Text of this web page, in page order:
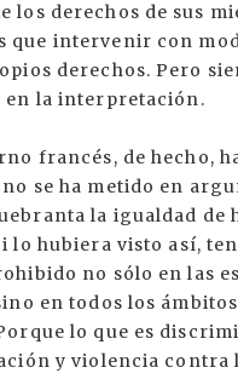
los derechos de sus
que intervenir con
derechos. Pero
en la interpretación.
francés, de hecho,
no se ha metido en
la igualdad de
lo hubiera visto así,
no sólo en las
en todos los
lo que es
y violencia contra